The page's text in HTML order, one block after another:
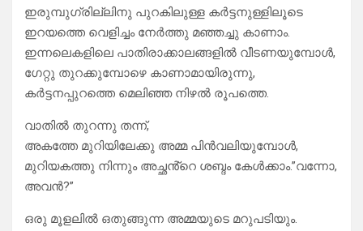
ഇരുമ്പുഗ്രില്ലിനു പുറകിലുള്ള കർട്ടനുള്ളിലൂടെ
ഇറയത്തെ വെളിച്ചം നേർത്തു മഞ്ഞച്ചു കാണാം.
ഇന്നലെകളിലെ പാതിരാക്കാലങ്ങളിൽ വീടണയുമ്പോൾ,
ഗേറ്റു തുറക്കുമ്പോഴെ കാണാമായിരുന്നു,
കർട്ടനപ്പുറത്തെ മെലിഞ്ഞ നിഴൽ രൂപത്തെ.
വാതിൽ തുറന്നു തന്ന്,
അകത്തേ മുറിയിലേക്കു അമ്മ പിൻവലിയുമ്പോൾ,
മുറിയകത്തു നിന്നും അച്ഛൻ്റെ ശബ്ദം കേൾക്കാം.”വന്നോ,
അവൻ?”
ഒരു മൂളലിൽ ഒതുങ്ങുന്ന അമ്മയുടെ മറുപടിയും.